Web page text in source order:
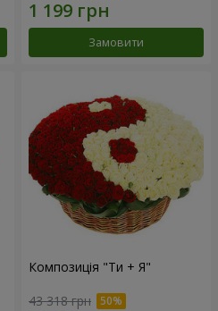
Замовити
Композиція "Ти + Я"
43 318 грн